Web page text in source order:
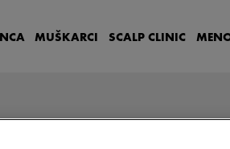
MUŠKARCI SCALP CLINIC